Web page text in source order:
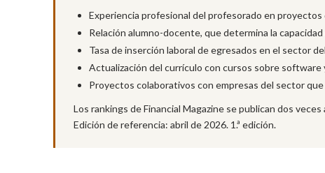
Experiencia profesional del profesorado en
Relación alumno-docente, que determina la
Tasa de inserción laboral de egresados en el sector
Actualización del currículo con cursos sobre
Proyectos colaborativos con empresas del sector
Los rankings de Financial Magazine se publican dos
Edición de referencia: abril de 2026. 1.ª edición.